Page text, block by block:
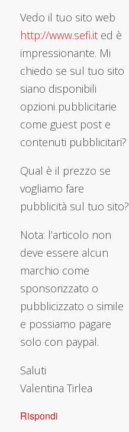
Vedo il tuo sito web
http://www.sefi.it ed è
impressionante. Mi
chiedo se sul tuo sito
siano disponibili
opzioni pubblicitarie
come guest post e
contenuti pubblicitari?
Qual è il prezzo se
vogliamo fare
pubblicità sul tuo sito?
Nota: l’articolo non
deve essere alcun
marchio come
sponsorizzato o
pubblicizzato o simile
e possiamo pagare
solo con paypal.
Saluti
Valentina Tirlea
Rispondi